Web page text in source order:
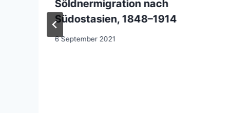
Söldnermigration nach
Südostasien, 1848–1914
6 September 2021